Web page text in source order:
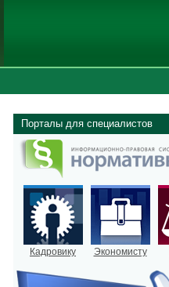
Порталы для специалистов
Кадровику Экономисту